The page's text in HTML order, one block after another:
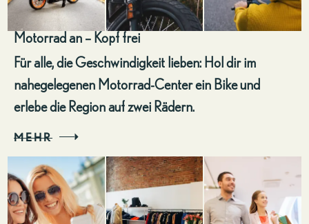
Motorrad an – Kopf frei
Für alle, die Geschwindigkeit lieben: Hol dir im
nahegelegenen Motorrad-Center ein Bike und
erlebe die Region auf zwei Rädern.
MEHR